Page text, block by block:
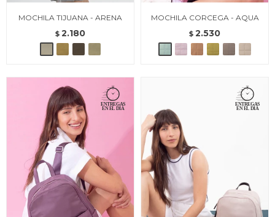
MOCHILA TIJUANA - ARENA
$ 2.180
MOCHILA CORCEGA - AQUA
$ 2.530